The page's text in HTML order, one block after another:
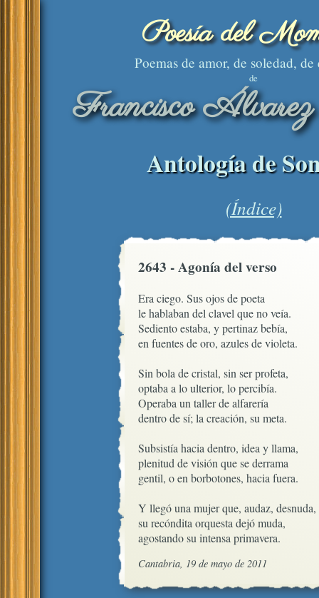
Poesía del
Poemas de amor, de soledad, de
de
Francisco
Antología de
(Índice)
2643 - Agonía del verso
Era ciego. Sus ojos de poeta
le hablaban del clavel que no veía.
Sediento estaba, y pertinaz bebía,
en fuentes de oro, azules de violeta.
Sin bola de cristal, sin ser profeta,
optaba a lo ulterior, lo percibía.
Operaba un taller de alfarería
dentro de sí; la creación, su meta.
Subsistía hacia dentro, idea y llama,
plenitud de visión que se derrama
gentil, o en borbotones, hacia fuera.
Y llegó una mujer que, audaz, desnuda,
su recóndita orquesta dejó muda,
agostando su intensa primavera.
Cantabria, 19 de mayo de 2011